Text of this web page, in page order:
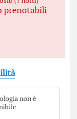
prenotabili
non è